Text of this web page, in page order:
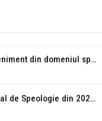
Cel mai important eveniment din domeniul speologiei, din lume, va fi organizat...
Congresul Internațional de Speologie din 2029, găzduit de Cluj-Napoca